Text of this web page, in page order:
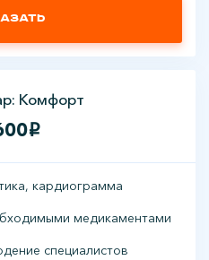
Комфорт
i
кардиограмма
медикаментами
специалистов